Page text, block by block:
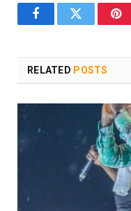
FacebookTwitter
RELATED POSTS